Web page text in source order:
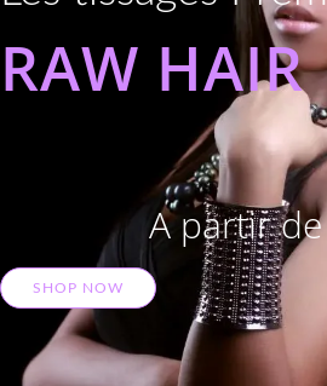
RAW HAIR
A partir
SHOP NOW